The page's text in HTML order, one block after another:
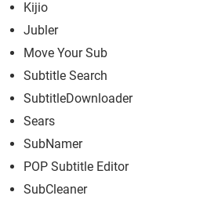
Kijio
Jubler
Move Your Sub
Subtitle Search
SubtitleDownloader
Sears
SubNamer
POP Subtitle Editor
SubCleaner